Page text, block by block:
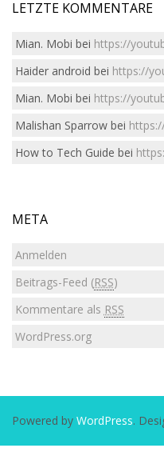
LETZTE KOMMENTARE
Mian. Mobi bei https://
Haider android bei https://
Mian. Mobi bei https://
Malishan Sparrowbei
How to Tech Guide bei
META
Anmelden
Beitrags-Feed (RSS)
Kommentare als RSS
WordPress.org
Powered by WordPress.